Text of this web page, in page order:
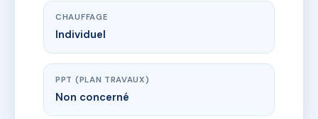
CHAUFFAGE
Individuel
PPT (PLAN TRAVAUX)
Non concerné